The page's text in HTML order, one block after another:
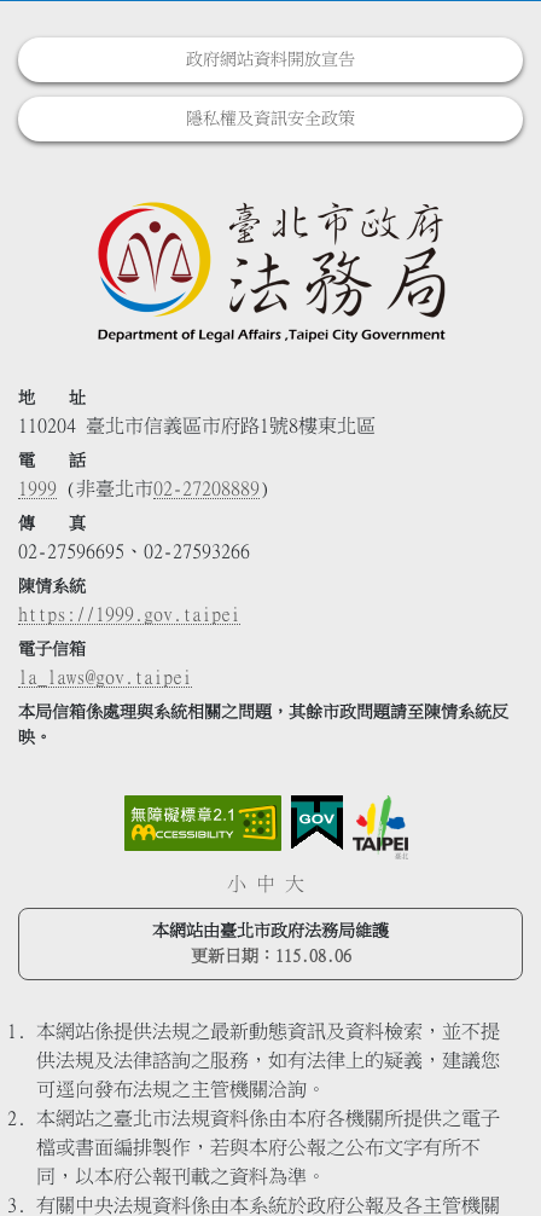
政府網站資料開放宣告
隱私權及資訊安全政策
地 址
110204 臺北市信義區市府路1號8樓東北區
電 話
1999 (非臺北市02-27208889)
傳 真
02-27596695、02-27593266
陳情系統
https://1999.gov.taipei
電子信箱
la_laws@gov.taipei
本局信箱係處理與系統相關之問題，其餘市政問題請至陳情系統反
映。
小 中 大
本網站由臺北市政府法務局維護
更新日期： 115.08.06
本網站係提供法規之最新動態資訊及資料檢索，並不提
供法規及法律諮詢之服務，如有法律上的疑義，建議您
可逕向發布法規之主管機關洽詢。
本網站之臺北市法規資料係由本府各機關所提供之電子
檔或書面編排製作，若與本府公報之公布文字有所不
同，以本府公報刊載之資料為準。
有關中央法規資料係由本系統於政府公報及各主管機關